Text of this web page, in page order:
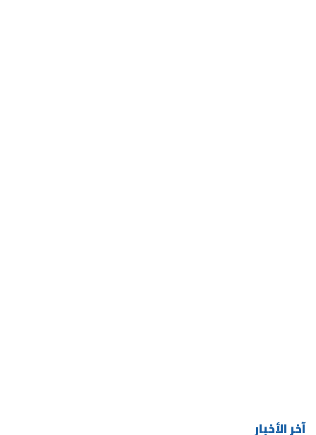
آخر الأخبار